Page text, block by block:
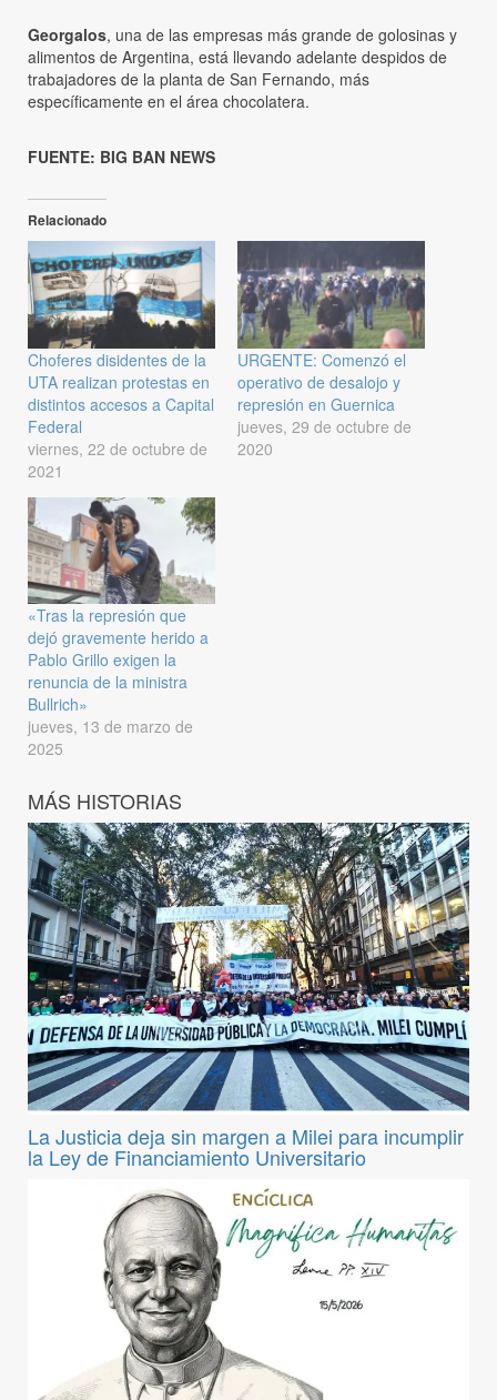
Georgalos, una de las empresas más grande de golosinas y
alimentos de Argentina, está llevando adelante despidos de
trabajadores de la planta de San Fernando, más
específicamente en el área chocolatera.
FUENTE: BIG BAN NEWS
Relacionado
Choferes disidentes de la
UTA realizan protestas en
distintos accesos a Capital
Federal
viernes, 22 de octubre de
2021
URGENTE: Comenzó el
operativo de desalojo y
represión en Guernica
jueves, 29 de octubre de
2020
«Tras la represión que
dejó gravemente herido a
Pablo Grillo exigen la
renuncia de la ministra
Bullrich»
jueves, 13 de marzo de
2025
MÁS HISTORIAS
La Justicia deja sin margen a Milei para incumplir
la Ley de Financiamiento Universitario